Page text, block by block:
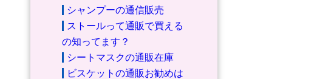
シャンプーの通信販売
ストールって通販で買える
の知ってます？
シートマスクの通販在庫
ビスケットの通販お勧めは